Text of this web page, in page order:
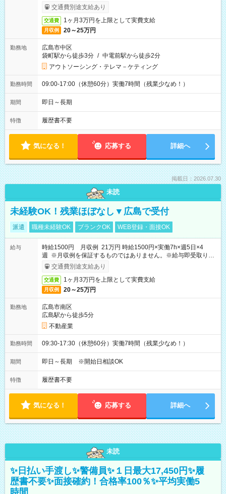
取りサービス利用可（利用条件有）
交通費別途支給あり
交通費 1ヶ月3万円を上限として実費支給
月収例 20～25万円
勤務地
広島市中区
袋町駅から徒歩3分 / 中電前駅から徒歩2分
アウトソーシング・テレマ－ケティング
勤務時間 09:00-17:00（休憩60分）実働7時間（残業少なめ！）
期間 即日～長期
特徴 履歴書不要
気になる！ 応募する 詳細へ
掲載日：2026.07.30
未読
未経験OK！残業ほぼなし▼広島で受付
派遣 職種未経験OK ブランクOK WEB登録・面接OK
給与
時給1500円 月収例 21万円 時給1500円×実働7h×週5日×4
週 ※月収例を保証するものではありません。※給与即受取りサ
ービス利用可（利用条件有）
交通費別途支給あり
交通費 1ヶ月3万円を上限として実費支給
月収例 20～25万円
勤務地
広島市南区
広島駅から徒歩5分
不動産業
勤務時間 09:30-17:30（休憩60分）実働7時間（残業少なめ！）
期間 即日～長期 ※開始日相談OK
特徴 履歴書不要
気になる！ 応募する 詳細へ
未読
✨日払い手渡し✨警備員✨１日最大17,450円✨履
歴書不要✨面接確約！合格率100％✨平均実働5
時間